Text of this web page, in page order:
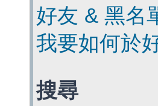
好友 & 黑名
我要如何於
搜尋